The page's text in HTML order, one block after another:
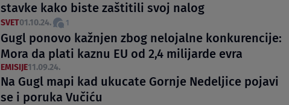
stavke kako biste zaštitili svoj nalog
SVET01.10.24. 1
Gugl ponovo kažnjen zbog nelojalne konkurencije:
Mora da plati kaznu EU od 2,4 milijarde evra
EMISIJE11.09.24.
Na Gugl mapi kad ukucate Gornje Nedeljice pojavi
se i poruka Vučiću